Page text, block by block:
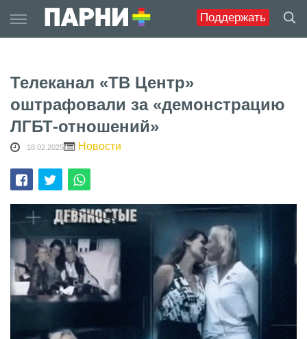
Поддержать
to
content
Телеканал «ТВ Центр»
оштрафовали за «демонстрацию
ЛГБТ-отношений»
18.02.2025 Новости